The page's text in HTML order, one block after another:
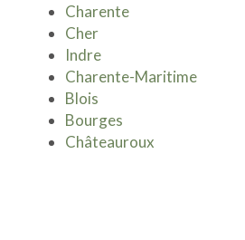
Charente
Cher
Indre
Charente-Maritime
Blois
Bourges
Châteauroux